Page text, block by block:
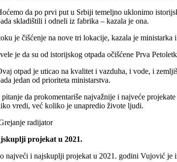
da po prvi put u Srbiji temeljno uklonimo
skladištili i odneli iz fabrika – kazala je ona.
je čišćenje na nove tri lokacije, kazala je ministarka
je da su od istorijskog otpada očišćene Prva
otpad je uticao na kvalitet i vazduha, i vode, i
jedan od prioriteta ministarstva.
pitanje da prokomentariše najvažnije i najveće
vredi, već koliko je unapredio živote ljudi.
projekat u 2021.
najveći i najskuplji projekat u 2021. godini Vujović je